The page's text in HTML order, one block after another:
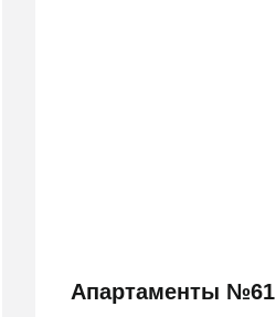
Апартаменты №61